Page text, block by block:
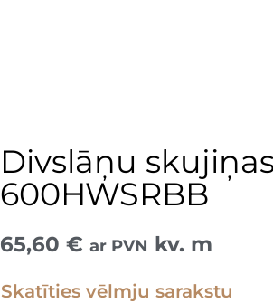
Divslāņu
600HWSRBB
65,60 € ar PVN kv. m
Skatīties vēlmju sarakstu